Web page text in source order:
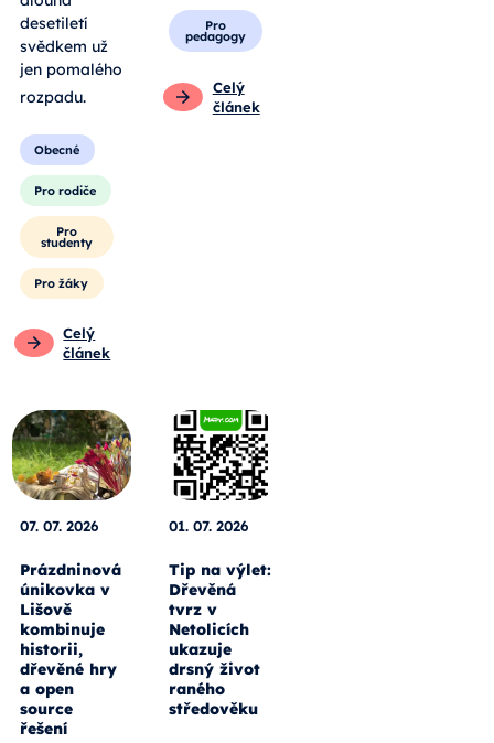
desetiletí
svědkem už
jen pomalého
rozpadu.
Obecné
Pro rodiče
Pro
studenty
Pro žáky
Celý
článek
Pro
pedagogy
Celý
článek
07. 07. 2026
Prázdninová
únikovka v
Lišově
kombinuje
historii,
dřevěné hry
a open
source
řešení
01. 07. 2026
Tip na výlet:
Dřevěná
tvrz v
Netolicích
ukazuje
drsný život
raného
středověku